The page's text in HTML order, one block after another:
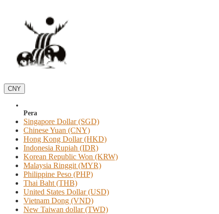
CNY
Pera
Singapore Dollar (SGD)
Chinese Yuan (CNY)
Hong Kong Dollar (HKD)
Indonesia Rupiah (IDR)
Korean Republic Won (KRW)
Malaysia Ringgit (MYR)
Philippine Peso (PHP)
Thai Baht (THB)
United States Dollar (USD)
Vietnam Dong (VND)
New Taiwan dollar (TWD)